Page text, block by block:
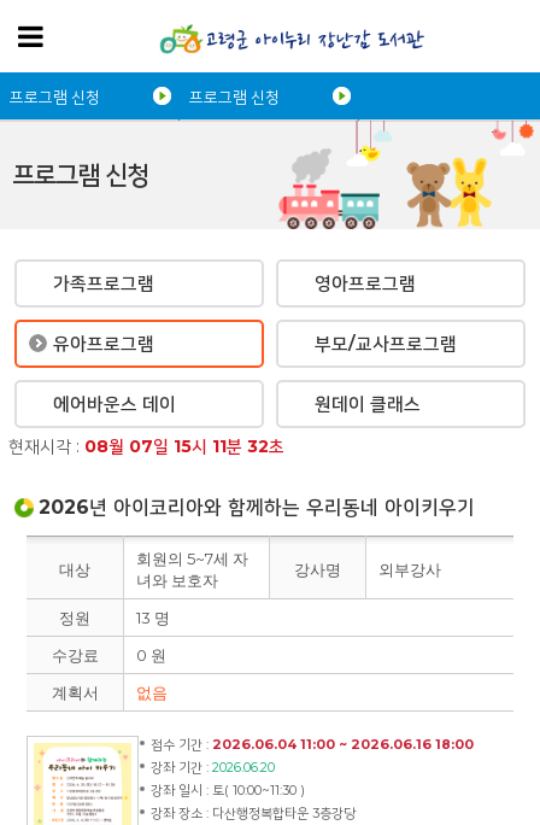
프로그램 신청
프로그램 신청 프로그램 신청
가족프로그램 영아프로그램
유아프로그램 부모/교사프로그램
에어바운스 데이 원데이 클래스
현재시각 : 08월 07일 15시 11분 32초
2026년 아이코리아와 함께하는 우리동네 아이키우기
대상
회원의 5~7세 자
녀와 보호자
강사명 외부강사
정원
13 명
수강료
0 원
계획서
없음
접수 기간 : 2026.06.04 11:00 ~ 2026.06.16 18:00
강좌 기간 : 2026.06.20
강좌 일시 : 토( 10:00~11:30 )
강좌 장소 : 다산행정복합타운 3층강당